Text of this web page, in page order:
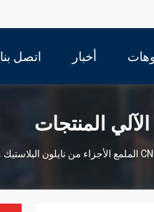
أخبار اتصل بنا
المنتجات